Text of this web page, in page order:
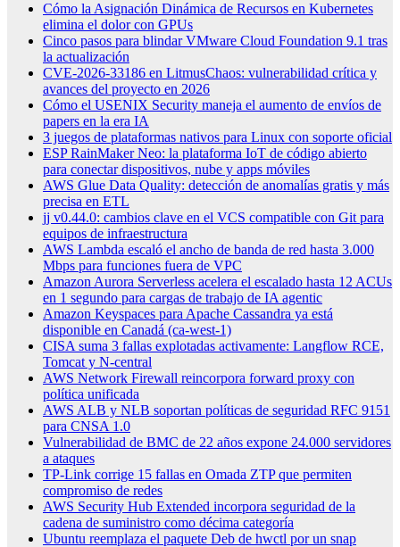
Cómo la Asignación Dinámica de Recursos en Kubernetes
elimina el dolor con GPUs
Cinco pasos para blindar VMware Cloud Foundation 9.1 tras
la actualización
CVE-2026-33186 en LitmusChaos: vulnerabilidad crítica y
avances del proyecto en 2026
Cómo el USENIX Security maneja el aumento de envíos de
papers en la era IA
3 juegos de plataformas nativos para Linux con soporte oficial
ESP RainMaker Neo: la plataforma IoT de código abierto
para conectar dispositivos, nube y apps móviles
AWS Glue Data Quality: detección de anomalías gratis y más
precisa en ETL
jj v0.44.0: cambios clave en el VCS compatible con Git para
equipos de infraestructura
AWS Lambda escaló el ancho de banda de red hasta 3.000
Mbps para funciones fuera de VPC
Amazon Aurora Serverless acelera el escalado hasta 12 ACUs
en 1 segundo para cargas de trabajo de IA agentic
Amazon Keyspaces para Apache Cassandra ya está
disponible en Canadá (ca-west-1)
CISA suma 3 fallas explotadas activamente: Langflow RCE,
Tomcat y N-central
AWS Network Firewall reincorpora forward proxy con
política unificada
AWS ALB y NLB soportan políticas de seguridad RFC 9151
para CNSA 1.0
Vulnerabilidad de BMC de 22 años expone 24.000 servidores
a ataques
TP-Link corrige 15 fallas en Omada ZTP que permiten
compromiso de redes
AWS Security Hub Extended incorpora seguridad de la
cadena de suministro como décima categoría
Ubuntu reemplaza el paquete Deb de hwctl por un snap